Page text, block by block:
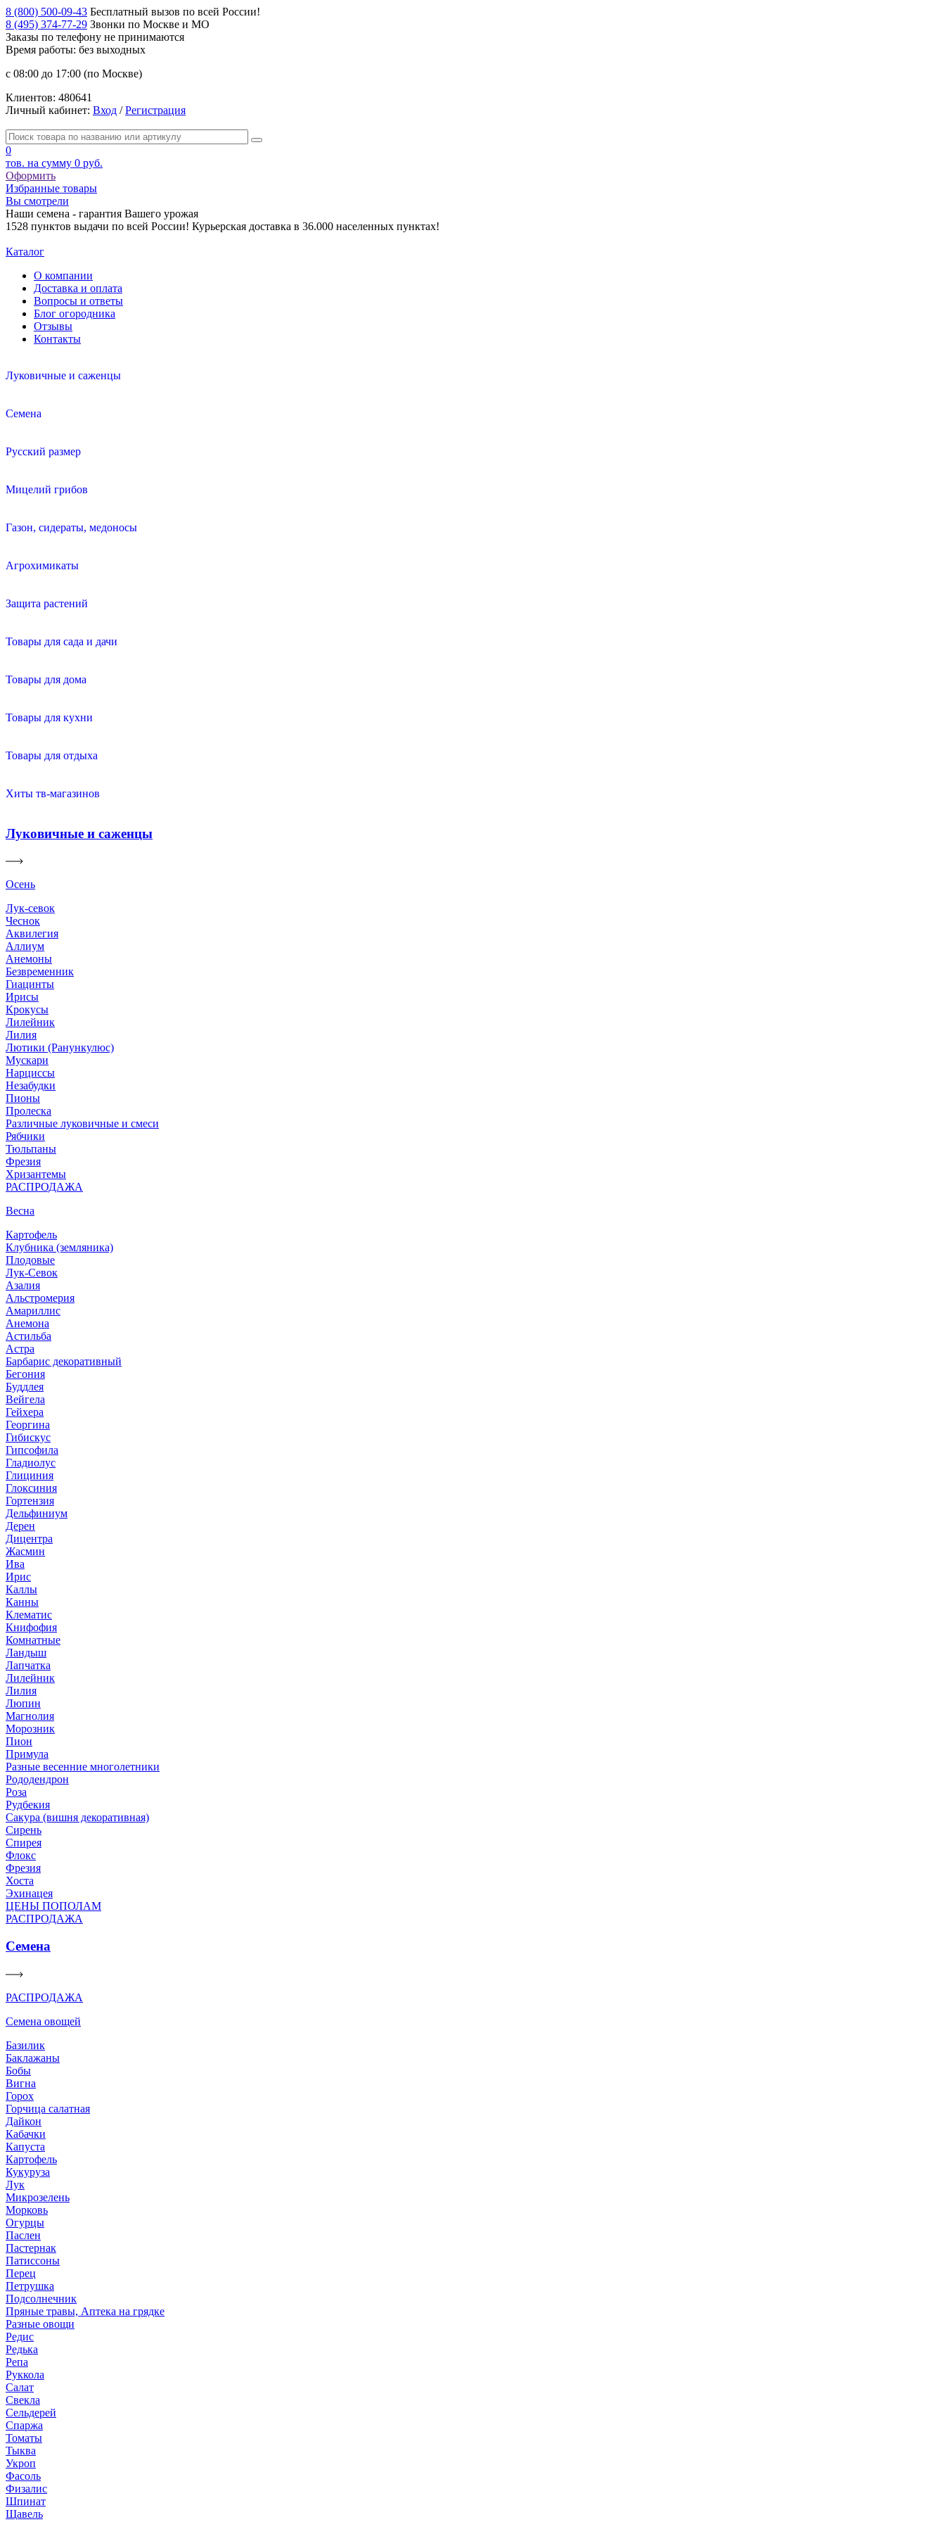
8 (800) 500-09-43 Бесплатный вызов по всей России!
8 (495) 374-77-29 Звонки по Москве и МО
Заказы по телефону не принимаются
Время работы: без выходных
с 08:00 до 17:00 (по Москве)
Клиентов: 480641
Личный кабинет: Вход /Регистрация
0
тов. на сумму 0 руб.
Оформить
Избранные товары
Вы смотрели
Наши семена - гарантия Вашего урожая
1528 пунктов выдачи по всей России! Курьерская доставка в 36.000 населенных пунктах!
Каталог
О компании
Доставка и оплата
Вопросы и ответы
Блог огородника
Отзывы
Контакты
Луковичные и саженцы
Семена
Русский размер
Мицелий грибов
Газон, сидераты, медоносы
Агрохимикаты
Защита растений
Товары для сада и дачи
Товары для дома
Товары для кухни
Товары для отдыха
Хиты тв-магазинов
Луковичные и саженцы
Осень
Лук-севок
Чеснок
Аквилегия
Аллиум
Анемоны
Безвременник
Гиацинты
Ирисы
Крокусы
Лилейник
Лилия
Лютики (Ранункулюс)
Мускари
Нарцисcы
Незабудки
Пионы
Пролеска
Различные луковичные и смеси
Рябчики
Тюльпаны
Фрезия
Хризантемы
РАСПРОДАЖА
Весна
Картофель
Клубника (земляника)
Плодовые
Лук-Севок
Азалия
Альстромерия
Амариллис
Анемона
Астильба
Астра
Барбарис декоративный
Бегония
Буддлея
Вейгела
Гейхера
Георгина
Гибискус
Гипсофила
Гладиолус
Глициния
Глоксиния
Гортензия
Дельфиниум
Дерен
Дицентра
Жасмин
Ива
Ирис
Каллы
Канны
Клематис
Книфофия
Комнатные
Ландыш
Лапчатка
Лилейник
Лилия
Люпин
Магнолия
Морозник
Пион
Примула
Разные весенние многолетники
Рододендрон
Роза
Рудбекия
Сакура (вишня декоративная)
Сирень
Спирея
Флокс
Фрезия
Хоста
Эхинацея
ЦЕНЫ ПОПОЛАМ
РАСПРОДАЖА
Семена
РАСПРОДАЖА
Семена овощей
Базилик
Баклажаны
Бобы
Вигна
Горох
Горчица салатная
Дайкон
Кабачки
Капуста
Картофель
Кукуруза
Лук
Микрозелень
Морковь
Огурцы
Паслен
Пастернак
Патиссоны
Перец
Петрушка
Подсолнечник
Пряные травы, Аптека на грядке
Разные овощи
Редис
Редька
Репа
Руккола
Салат
Свекла
Сельдерей
Спаржа
Томаты
Тыква
Укроп
Фасоль
Физалис
Шпинат
Щавель